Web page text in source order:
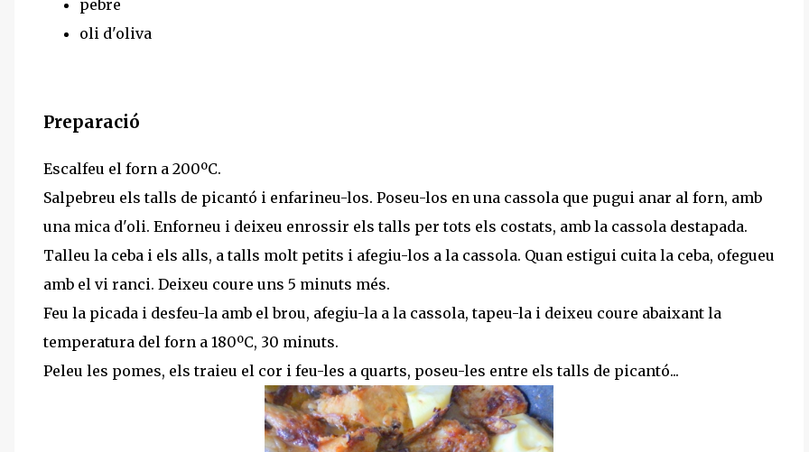
pebre
oli d'oliva
Preparació
Escalfeu el forn a 200ºC.
Salpebreu els talls de picantó i enfarineu-los. Poseu-los en una cassola que pugui anar al forn, amb
una mica d'oli. Enforneu i deixeu enrossir els talls per tots els costats, amb la cassola destapada.
Talleu la ceba i els alls, a talls molt petits i afegiu-los a la cassola. Quan estigui cuita la ceba, ofegueu
amb el vi ranci. Deixeu coure uns 5 minuts més.
Feu la picada i desfeu-la amb el brou, afegiu-la a la cassola, tapeu-la i deixeu coure abaixant la
temperatura del forn a 180ºC, 30 minuts.
Peleu les pomes, els traieu el cor i feu-les a quarts, poseu-les entre els talls de picantó...